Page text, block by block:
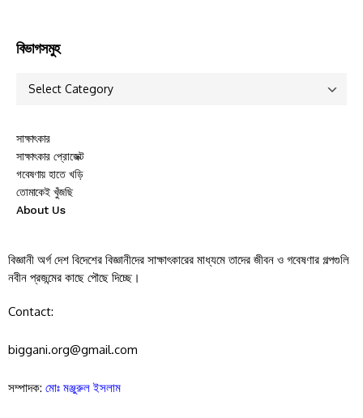
বিভাগসমুহ
সাক্ষাৎকার
সাক্ষাৎকার প্রোজেক্ট
গবেষণায় হাতে খড়ি
তোমাকেই খুঁজছি
About Us
বিজ্ঞানী অর্গ দেশ বিদেশের বিজ্ঞানীদের সাক্ষাৎকারের মাধ্যমে তাদের জীবন ও গবেষণার গল্পগুলি
নবীন প্রজন্মের কাছে পৌছে দিচ্ছে।
Contact:
biggani.org@gmail.com
সম্পাদক: মোঃ মঞ্জুরুল ইসলাম